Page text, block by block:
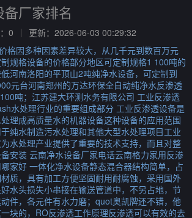
厂家排名
0
更新：2026-06-03 00:29:32
格因多种因素差异较大，从几千元到数百万元
规格设备的价格部分地区可定制规格1 100吨的
河南洛阳的平顶山2吨纯净水设备，可定制到
元台河南郑州的万达环保全自动纯净水反渗透
吨；江苏建大环测水务有限公司 工业反渗透
水处理行业的重要组成部分 工业反渗透设备是
理成高质量水的机器设备这种设备的应用范围
纯水制造污水处理和其他大型水处理项目工业
水处理产业提供了重要的技术支持，而且对整
安装 云南净水设备厂家电话云南格力家用反渗
家好 一体化净水设备静态混合器结构简单，占
质，具有加工方便坚固耐用耐腐蚀，采用国外
水头损失小串接在输送管道中，不另占地，节
件，各元件有水力磨；quot奥凯牌还不错，他
块的，RO反渗透工作原理反渗透可以有效的去